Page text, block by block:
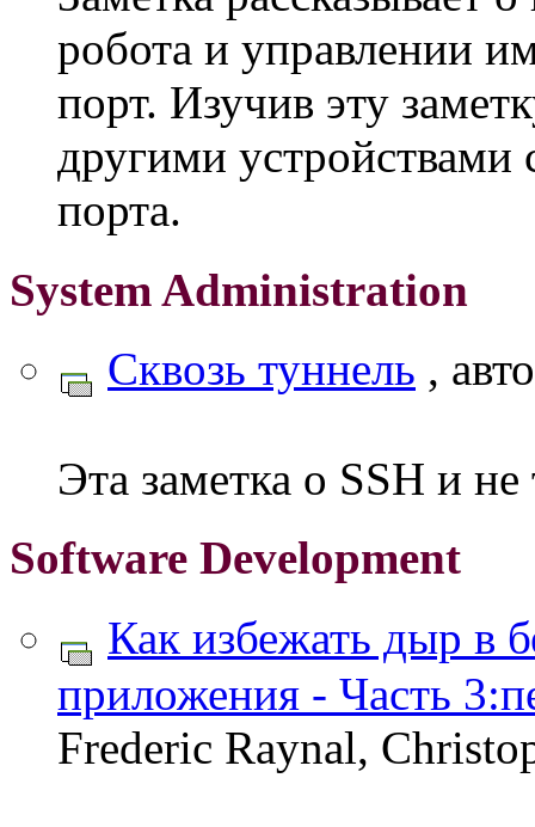
робота и управлении
порт. Изучив эту
другими
порта.
System Administration
Сквозь туннель ,
Эта заметка о SSH и не
Software Development
Как избежать дыр в
приложения - Часть
Frederic Raynal,